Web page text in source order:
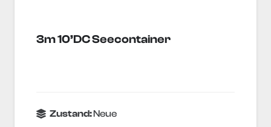
3m 10’DC Seecontainer
Zustand:Neue